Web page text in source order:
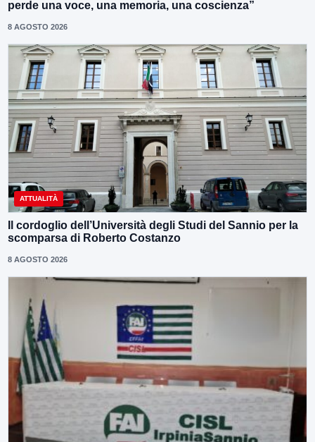
perde una voce, una memoria, una coscienza”
8 AGOSTO 2026
ATTUALITÀ
Il cordoglio dell’Università degli Studi del Sannio per la
scomparsa di Roberto Costanzo
8 AGOSTO 2026